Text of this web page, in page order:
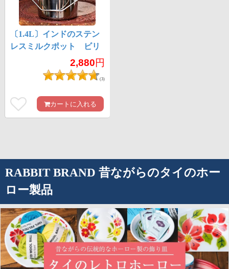
〔1.4L〕インドのステン
レスミルクポット ビリ
ー缶 ブッシュクラフ
ト 焚き火とキャンプの
直火調理にも
2,880円
(3)
カートに入れる
RABBIT BRAND 昔ながらのタイのホー
ロー製品